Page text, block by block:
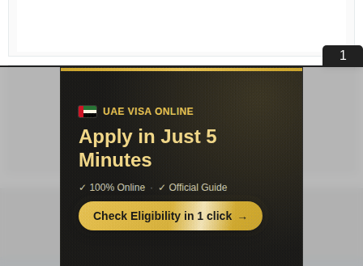
Условия публикации|Контакты|Про
проект|Соглашение| Конфиденциальность